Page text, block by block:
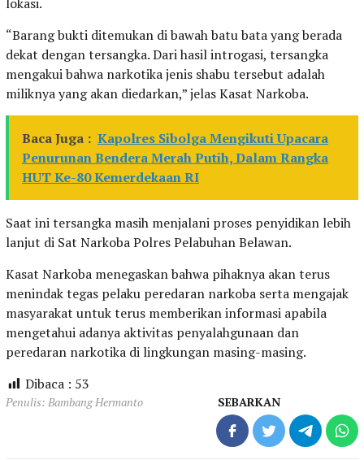
lokasi.
“Barang bukti ditemukan di bawah batu bata yang berada
dekat dengan tersangka. Dari hasil introgasi, tersangka
mengakui bahwa narkotika jenis shabu tersebut adalah
miliknya yang akan diedarkan,” jelas Kasat Narkoba.
Baca Juga : Kapolres Sibolga Mengikuti Upacara
Penurunan Bendera Merah Putih, Dalam Rangka
HUT Ke-80 Kemerdekaan RI
Saat ini tersangka masih menjalani proses penyidikan lebih
lanjut di Sat Narkoba Polres Pelabuhan Belawan.
Kasat Narkoba menegaskan bahwa pihaknya akan terus
menindak tegas pelaku peredaran narkoba serta mengajak
masyarakat untuk terus memberikan informasi apabila
mengetahui adanya aktivitas penyalahgunaan dan
peredaran narkotika di lingkungan masing-masing.
Dibaca : 53
Penulis: Bambang Hermanto SEBARKAN